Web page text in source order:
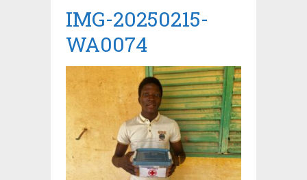
IMG-20250215-
WA0074